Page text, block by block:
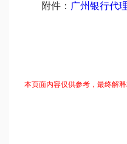
附件： 广州银行代
本页面内容仅供参考，最终解